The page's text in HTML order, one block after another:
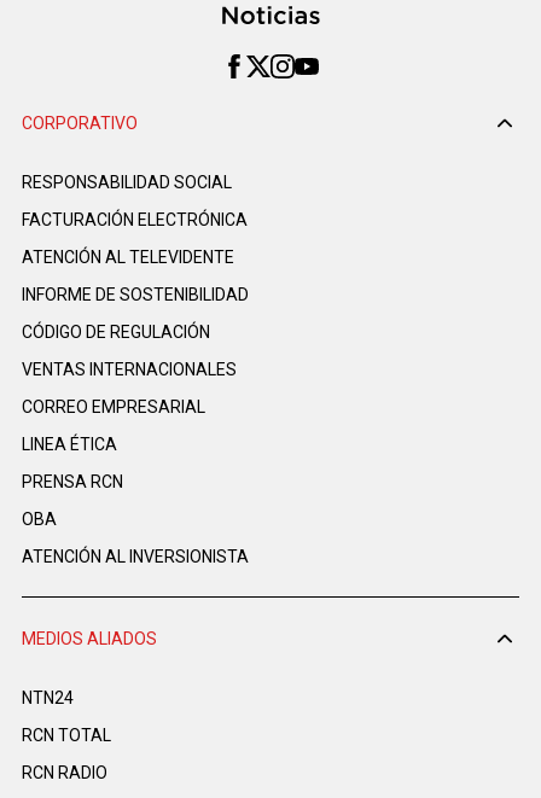
CORPORATIVO
RESPONSABILIDAD SOCIAL
FACTURACIÓN ELECTRÓNICA
ATENCIÓN AL TELEVIDENTE
INFORME DE SOSTENIBILIDAD
CÓDIGO DE REGULACIÓN
VENTAS INTERNACIONALES
CORREO EMPRESARIAL
LINEA ÉTICA
PRENSA RCN
OBA
ATENCIÓN AL INVERSIONISTA
MEDIOS ALIADOS
NTN24
RCN TOTAL
RCN RADIO